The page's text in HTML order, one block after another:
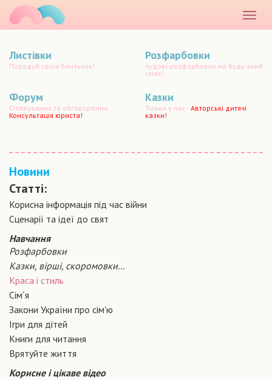
меню
Листівки
Порадуй своїх близьких!
Розфарбовки
чудові розфарбовки на будь-який
смак!
Форум
Спілкування та обговорення.
Консультація юриста!
Казки
Тільки у нас -Авторські дитячі
казки!
Новини
Статті:
Корисна інформація під час війни
Сценарiї та iдеї до свят
Навчання
Розфарбовки
Казки, вірші, скоромовки...
Краса і стиль
Сiм´я
Закони України про сiм'ю
Ігри для дітей
Книги для читання
Врятуйте життя
Корисне і цікаве відео